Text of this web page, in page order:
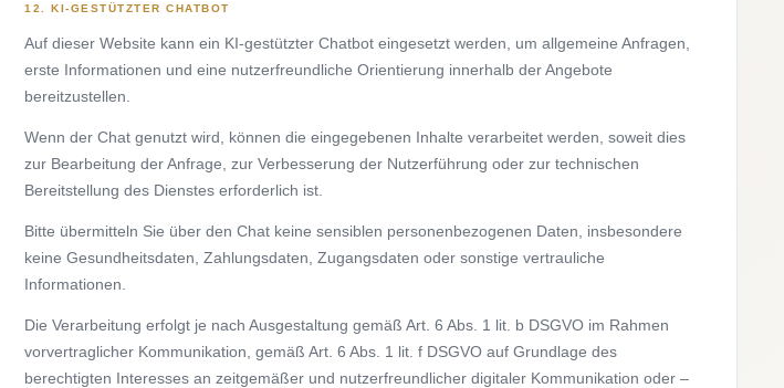
12. KI-GESTÜTZTER CHATBOT
Auf dieser Website kann ein KI-gestützter Chatbot eingesetzt werden, um allgemeine Anfragen,
erste Informationen und eine nutzerfreundliche Orientierung innerhalb der Angebote
bereitzustellen.
Wenn der Chat genutzt wird, können die eingegebenen Inhalte verarbeitet werden, soweit dies
zur Bearbeitung der Anfrage, zur Verbesserung der Nutzerführung oder zur technischen
Bereitstellung des Dienstes erforderlich ist.
Bitte übermitteln Sie über den Chat keine sensiblen personenbezogenen Daten, insbesondere
keine Gesundheitsdaten, Zahlungsdaten, Zugangsdaten oder sonstige vertrauliche
Informationen.
Die Verarbeitung erfolgt je nach Ausgestaltung gemäß Art. 6 Abs. 1 lit. b DSGVO im Rahmen
vorvertraglicher Kommunikation, gemäß Art. 6 Abs. 1 lit. f DSGVO auf Grundlage des
berechtigten Interesses an zeitgemäßer und nutzerfreundlicher digitaler Kommunikation oder –